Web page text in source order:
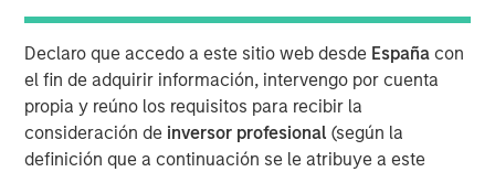
Declaro que accedo a este sitio web desde España con
el fin de adquirir información, intervengo por cuenta
propia y reúno los requisitos para recibir la
consideración de inversor profesional(según la
definición que a continuación se le atribuye a este
Download "Grand Visions: The New Face
of MENA"